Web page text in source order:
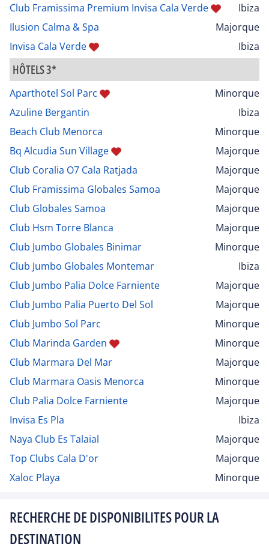
Club Framissima Premium Invisa Cala Verde
Ibiza
Ilusion Calma & Spa
Majorque
Invisa Cala Verde
Ibiza
HÔTELS 3*
Aparthotel Sol Parc
Minorque
Azuline Bergantin
Ibiza
Beach Club Menorca
Minorque
Bq Alcudia Sun Village
Majorque
Club Coralia O7 Cala Ratjada
Majorque
Club Framissima Globales Samoa
Majorque
Club Globales Samoa
Majorque
Club Hsm Torre Blanca
Majorque
Club Jumbo Globales Binimar
Minorque
Club Jumbo Globales Montemar
Ibiza
Club Jumbo Palia Dolce Farniente
Majorque
Club Jumbo Palia Puerto Del Sol
Majorque
Club Jumbo Sol Parc
Minorque
Club Marinda Garden
Minorque
Club Marmara Del Mar
Majorque
Club Marmara Oasis Menorca
Minorque
Club Palia Dolce Farniente
Majorque
Invisa Es Pla
Ibiza
Naya Club Es Talaial
Majorque
Top Clubs Cala D'or
Majorque
Xaloc Playa
Minorque
RECHERCHE DE DISPONIBILITES POUR LA
DESTINATION